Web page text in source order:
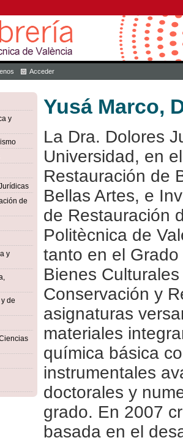
Acceder
y
de
y
de
Yusá Marco,
La Dra. Dolores
Universidad, en
Restauración de
Bellas Artes, e
de Restauración
Politècnica de
tanto en el
Bienes
Conservación y
asignaturas
materiales
química básica
instrumentales
doctorales y
grado. En 2007
basada en el